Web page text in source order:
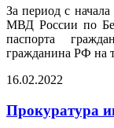
За период с
МВД России по
паспорта
гражданина РФ на
16.02.2022
Прокуратура